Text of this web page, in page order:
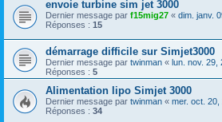
envoie turbine sim jet 3000
Dernier message par f15mig27 « dim. janv.
Réponses : 15
démarrage difficile sur Simjet3000
Dernier message par twinman « lun. nov. 29,
Réponses : 5
Alimentation lipo Simjet 3000
Dernier message par twinman « mer. oct. 20,
Réponses : 34